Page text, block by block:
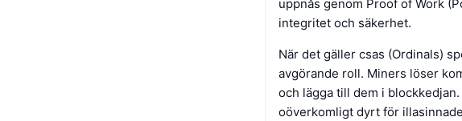
uppnås genom Proof of Work
integritet och säkerhet.
När det gäller csas (Ordinals)
avgörande roll. Miners löser
och lägga till dem i
oöverkomligt dyrt för